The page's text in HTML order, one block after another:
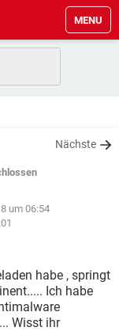
MENU
Nächste
um 06:54
habe , springt
Ich habe
Wisst ihr